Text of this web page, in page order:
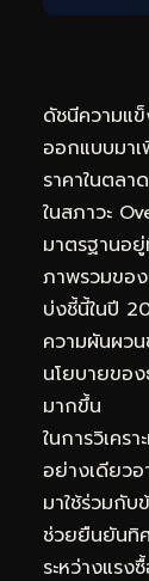
ดัชนีความแ
ออกแบบมา
ราคาในตล
ในสภาวะ
มาตรฐานอ
ภาพรวมขอ
บ่งชี้นี้ในปี
ความผันผว
นโยบายขอ
มากขึ้น
ในการวิเคร
อย่างเดียว
มาใช้ร่วมกับ
ช่วยยืนยันทิ
ระหว่างแรง